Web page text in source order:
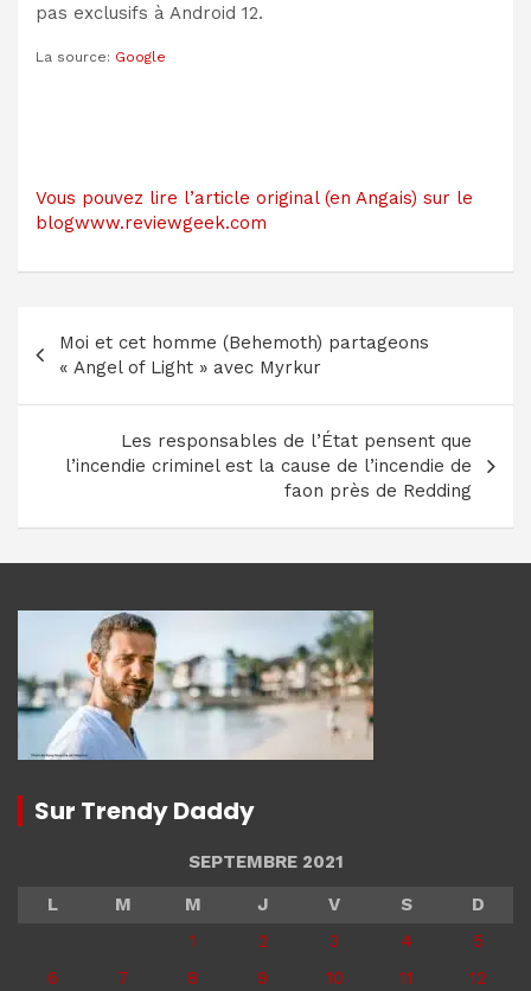
pas exclusifs à Android 12.
La source: Google
Vous pouvez lire l’article original (en Angais) sur le
blogwww.reviewgeek.com
Navigation
de
l’article
Moi et cet homme (Behemoth) partageons
« Angel of Light » avec Myrkur
Les responsables de l’État pensent que
l’incendie criminel est la cause de l’incendie de
faon près de Redding
Sur Trendy Daddy
SEPTEMBRE 2021
L
M M J V S
D
1
2 3 4
5
6
7 8 9 10 11
12